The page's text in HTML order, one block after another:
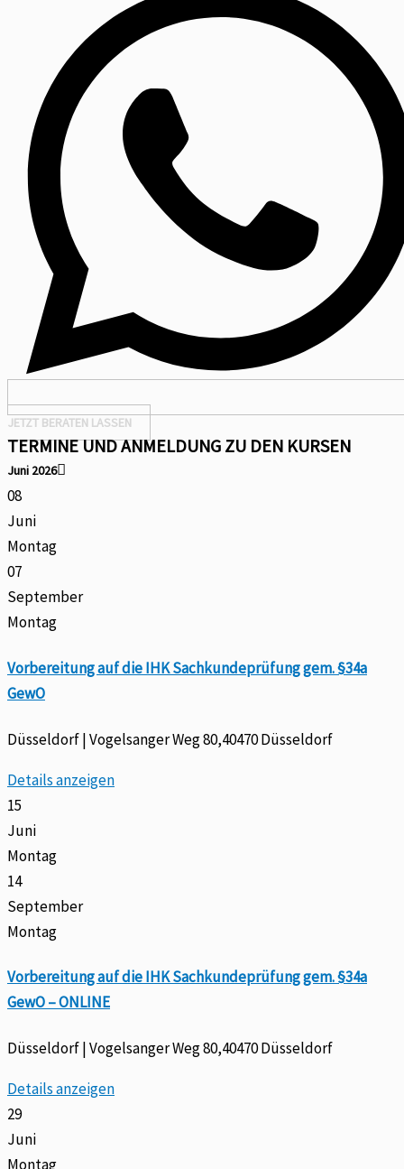
JETZT BERATEN LASSEN
TERMINE UND ANMELDUNG ZU DEN KURSEN
Juni 2026
08
Juni
Montag
07
September
Montag
Vorbereitung auf die IHK Sachkundeprüfung gem. §34a
GewO
Düsseldorf | Vogelsanger Weg 80,40470 Düsseldorf
Details anzeigen
15
Juni
Montag
14
September
Montag
Vorbereitung auf die IHK Sachkundeprüfung gem. §34a
GewO – ONLINE
Düsseldorf | Vogelsanger Weg 80,40470 Düsseldorf
Details anzeigen
29
Juni
Montag